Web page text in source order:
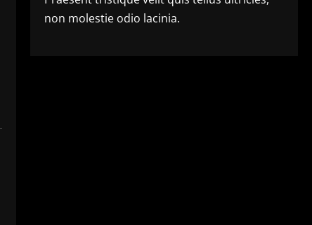
non molestie odio lacinia.